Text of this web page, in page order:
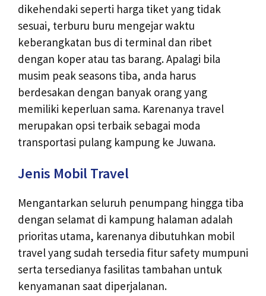
dikehendaki seperti harga tiket yang tidak
sesuai, terburu buru mengejar waktu
keberangkatan bus di terminal dan ribet
dengan koper atau tas barang. Apalagi bila
musim peak seasons tiba, anda harus
berdesakan dengan banyak orang yang
memiliki keperluan sama. Karenanya travel
merupakan opsi terbaik sebagai moda
transportasi pulang kampung ke Juwana.
Jenis Mobil Travel
Mengantarkan seluruh penumpang hingga tiba
dengan selamat di kampung halaman adalah
prioritas utama, karenanya dibutuhkan mobil
travel yang sudah tersedia fitur safety mumpuni
serta tersedianya fasilitas tambahan untuk
kenyamanan saat diperjalanan.